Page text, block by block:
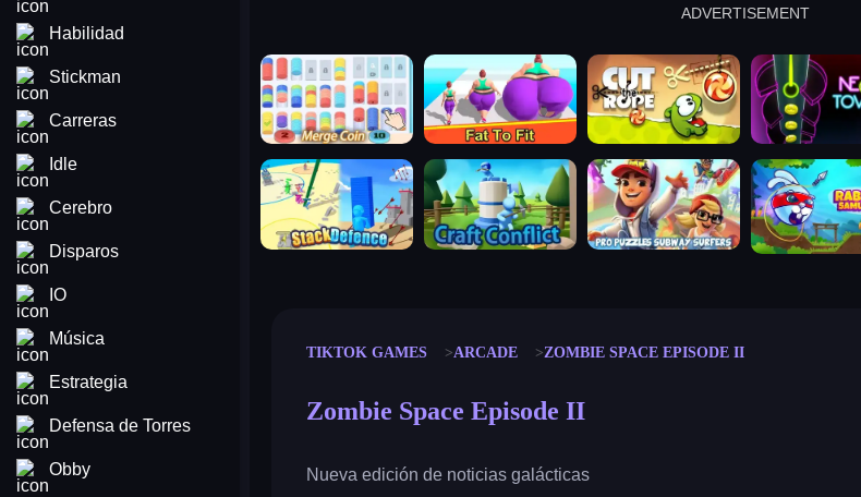
Habilidad
Stickman
Carreras
Idle
Cerebro
Disparos
IO
Música
Estrategia
Defensa de Torres
Obby
ADVERTISEMENT
merge coin fat to fit cut the rope neon tower
stack defence craft conflict subway surfers rabbit samurai
TIKTOK GAMES ARCADE ZOMBIE SPACE EPISODE II
Zombie Space Episode II
Nueva edición de noticias galácticas